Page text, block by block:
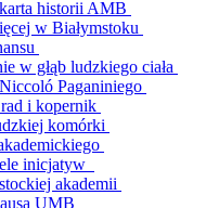
historii AMB
w Białymstoku
w głąb ludzkiego ciała
Paganiniego
i kopernik
komórki
inicjatyw
akademii
UMB